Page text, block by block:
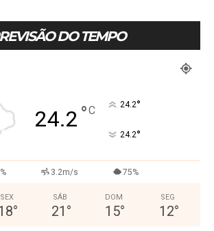
DO TEMPO
24.2 °C 24.2°
24.2°
3.2m/s 75%
SEX
°
SÁB
21 °
DOM
15°
SEG
12°